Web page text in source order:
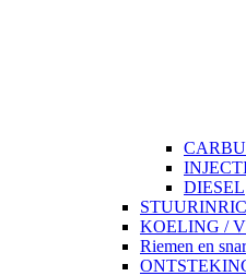
DIESEL
KOELING /
Riemen en